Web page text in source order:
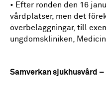
• Efter ronden den 16
vårdplatser, men det
överbeläggningar, till
ungdomskliniken,
Samverkan sjukhusvård –